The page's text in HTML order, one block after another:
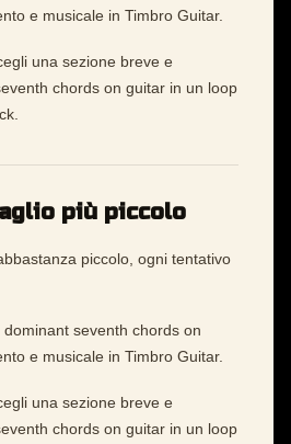
e musicale in Timbro Guitar.
una sezione breve e
chords on guitar in un loop
più piccolo
piccolo, ogni tentativo
seventh chords on
e musicale in Timbro Guitar.
una sezione breve e
chords on guitar in un loop